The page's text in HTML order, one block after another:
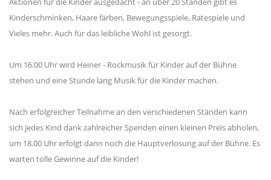
Kinderschminken, Haare färben, Bewegungsspiele, Ratespiele und
Vieles mehr. Auch für das leibliche Wohl ist gesorgt.
Um 16.00 Uhr wird Heiner - Rockmusik für Kinder auf der Bühne
stehen und eine Stunde lang Musik für die Kinder machen.
Nach erfolgreicher Teilnahme an den verschiedenen Ständen kann
sich jedes Kind dank zahlreicher Spenden einen kleinen Preis abholen,
um 18.00 Uhr erfolgt dann noch die Hauptverlosung auf der Bühne. Es
warten tolle Gewinne auf die Kinder!